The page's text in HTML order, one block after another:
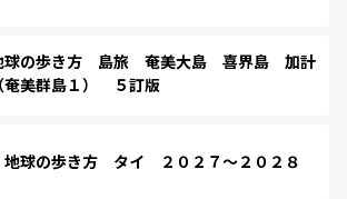
球の歩き方 島旅 奄美大島 喜界島 加計
奄美群島１） ５訂版
球の歩き方 タイ ２０２７～２０２８